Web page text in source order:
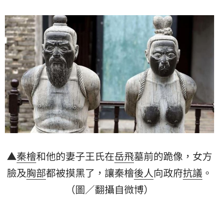
▲秦檜和他的妻子王氏在岳飛墓前的跪像，女方
臉及胸部都被摸黑了，讓秦檜後人向政府抗議 。
（圖／翻攝自微博）